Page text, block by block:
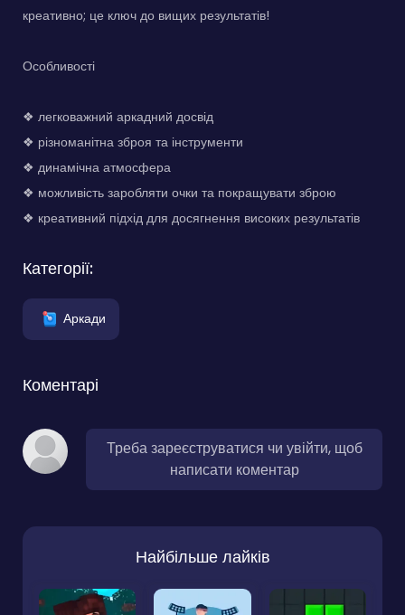
креативно; це ключ до вищих результатів!
Особливості
❖ легковажний аркадний досвід
❖ різноманітна зброя та інструменти
❖ динамічна атмосфера
❖ можливість заробляти очки та покращувати зброю
❖ креативний підхід для досягнення високих результатів
Категорії:
Аркади
Коментарі
Треба зареєструватися чи увійти, щоб
написати коментар
Найбільше лайків